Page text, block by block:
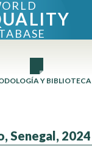
Y BIBLIOTECA
Senegal, 2024